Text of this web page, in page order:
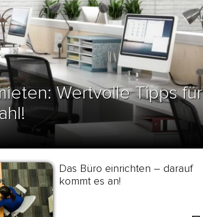
Wertvolle Tipps für
Das Büro einrichten – darauf
kommt es an!